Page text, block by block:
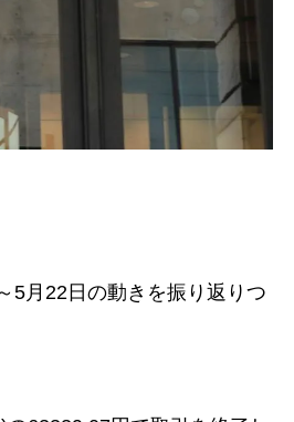
5月22日の動きを振り返りつ